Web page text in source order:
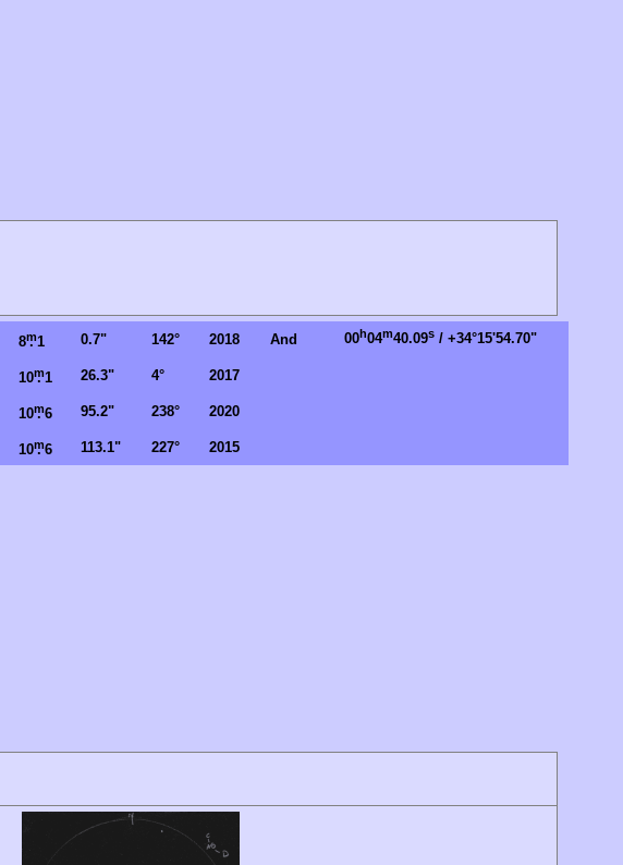
8m
. 1 0.7" 142° 2018 And 00h04m40.09s / +34°15'54.70"
10m
. 1 26.3" 4° 2017
10m
. 6 95.2" 238° 2020
10m
. 6 113.1" 227° 2015